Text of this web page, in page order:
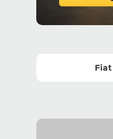
Fiat